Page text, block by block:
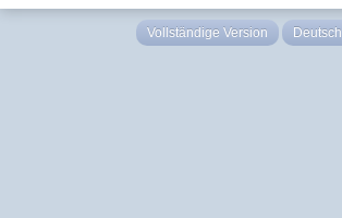
Vollständige Version Deutsch